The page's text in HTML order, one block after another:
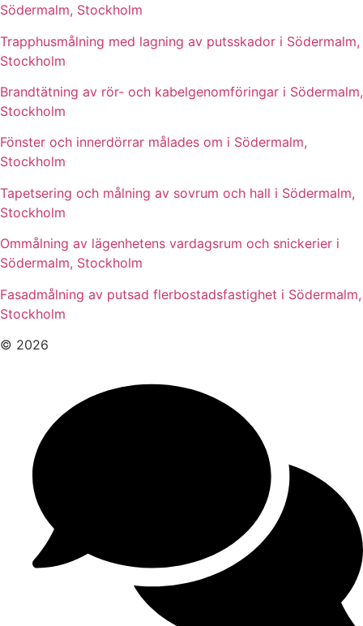
Södermalm, Stockholm
Trapphusmålning med lagning av putsskador i Södermalm,
Stockholm
Brandtätning av rör- och kabelgenomföringar i Södermalm,
Stockholm
Fönster och innerdörrar målades om i Södermalm,
Stockholm
Tapetsering och målning av sovrum och hall i Södermalm,
Stockholm
Ommålning av lägenhetens vardagsrum och snickerier i
Södermalm, Stockholm
Fasadmålning av putsad flerbostadsfastighet i Södermalm,
Stockholm
© 2026